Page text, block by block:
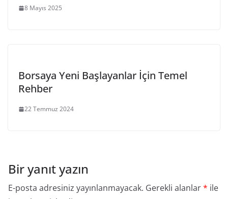
8 Mayıs 2025
Borsaya Yeni Başlayanlar İçin Temel
Rehber
22 Temmuz 2024
Bir yanıt yazın
E-posta adresiniz yayınlanmayacak. Gerekli alanlar* ile